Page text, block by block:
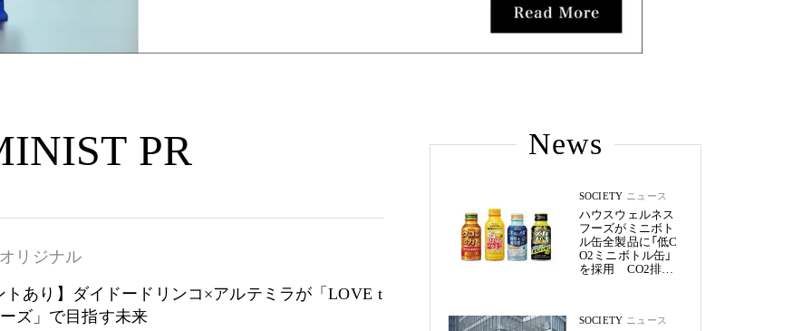
PR
リジナル
トあり】ダイドードリンコ×アルテミラが「LOVE t
ズ」で目指す未来
News
SOCIETY ニュース
ハウスウェルネス
フーズがミニボト
ル缶全製品に「低C
O2ミニボトル缶」
を採用 CO2排出
SOCIETY ニュース